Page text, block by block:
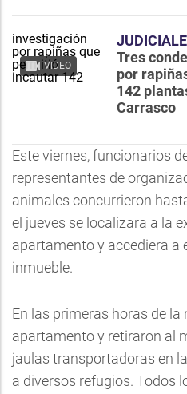
VIDEO
Tres
por
142
Carrasco
Este viernes, funcionarios
representantes de
animales concurrieron
el jueves se localizara a la
apartamento y accediera a
inmueble.
En las primeras horas de la
apartamento y retiraron al
jaulas transportadoras en
a diversos refugios. Todos